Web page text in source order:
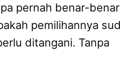
pernah benar-benar
pemilihannya
ditangani. Tanpa